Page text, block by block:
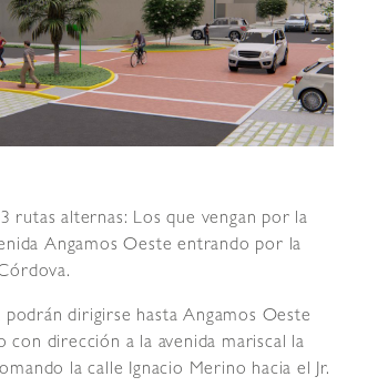
alternas: Los que vengan por la
Angamos Oeste entrando por la
podrán dirigirse hasta Angamos Oeste
con dirección a la avenida mariscal la
la calle Ignacio Merino hacia el Jr.